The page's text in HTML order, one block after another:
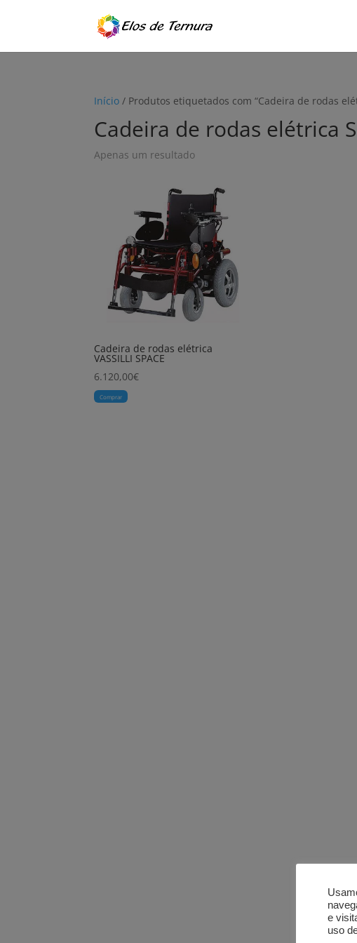
Início / Produtos etiquetados com “Cadeira de rodas
Cadeira de rodas elétrica
Apenas um resultado
Cadeira de rodas elétrica
VASSILLI SPACE
6.120,00€
Comprar
e
uso